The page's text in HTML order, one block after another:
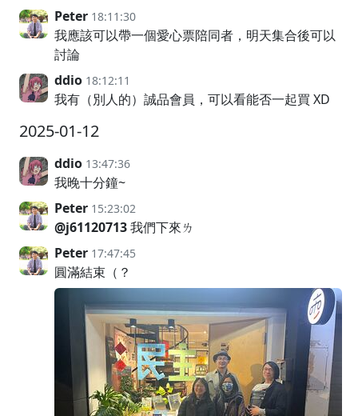
Peter 18:11:30
我應該可以帶一個愛心票陪同者，明天集合後可以
討論
ddio 18:12:11
我有（別人的）誠品會員，可以看能否一起買 XD
2025-01-12
ddio 13:47:36
我晚十分鐘~
Peter 15:23:02
@j61120713我們下來ㄌ
Peter 17:47:45
圓滿結束（？